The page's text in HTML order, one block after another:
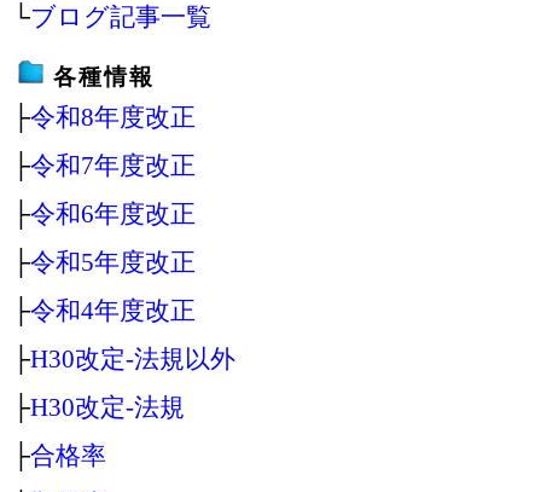
└ブログ記事一覧
各種情報
├令和8年度改正
├令和7年度改正
├令和6年度改正
├令和5年度改正
├令和4年度改正
├H30改定‐法規以外
├H30改定‐法規
├合格率